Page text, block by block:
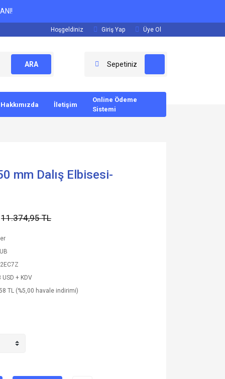
Hoşgeldiniz Giriş Yap Üye Ol
ARA Sepetiniz
Hakkımızda İletişim
Online Ödeme
Sistemi
mm Dalış Elbisesi-
11.374,95 TL
USD + KDV
TL (%5,00 havale indirimi)